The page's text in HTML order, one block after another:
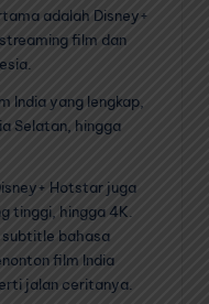
adalah Disney+
film dan
India yang lengkap,
Selatan, hingga
Hotstar juga
tinggi, hingga 4K.
subtitle bahasa
film India
jalan ceritanya.